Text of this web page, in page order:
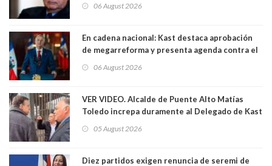
1971. Excanciller Insulza lamentó decisión
06 August 2026
En cadena nacional: Kast destaca aprobación
de megarreforma y presenta agenda contra el
06 August 2026
VER VIDEO. Alcalde de Puente Alto Matías
Toledo increpa duramente al Delegado de Kast
delegado nuevamente arrancando"
05 August 2026
Diez partidos exigen renuncia de seremi de